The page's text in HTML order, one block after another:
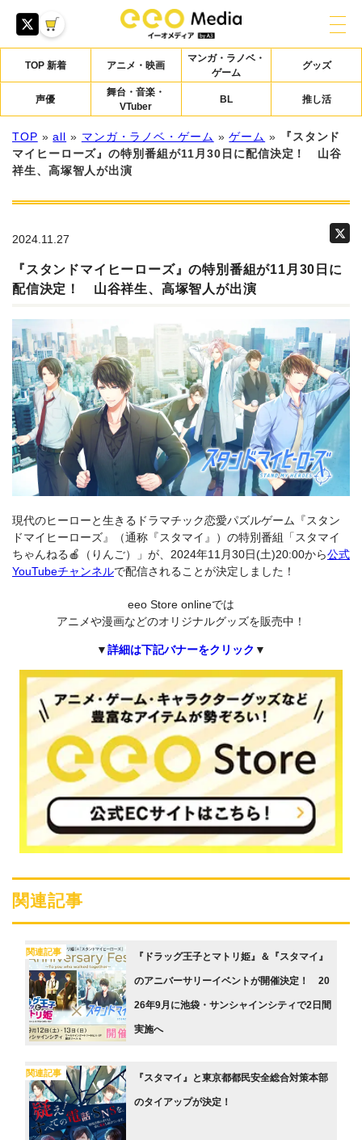
TOP 新着 アニメ・映画
マンガ・ラノベ・
ゲーム
グッズ
声優
舞台・音楽・
VTuber
BL 推し活
TOP »all » マンガ・ラノベ・ゲーム »ゲーム »
『スタンド
マイヒーローズ』の特別番組が11月30日に配信決定！ 山谷
祥生、高塚智人が出演
2024.11.27
『スタンドマイヒーローズ』の特別番組が11月30日に
配信決定！ 山谷祥生、高塚智人が出演
現代のヒーローと生きるドラマチック恋愛パズルゲーム『スタン
ドマイヒーローズ』（通称『スタマイ』）の特別番組「スタマイ
ちゃんねる🍎（りんご）」が、2024年11月30日(土)20:00から公式
YouTubeチャンネルで配信されることが決定しました！
eeo Store onlineでは
アニメや漫画などのオリジナルグッズを販売中！
▼詳細は下記バナーをクリック ▼
関連記事
関連記事 『ドラッグ王子とマトリ姫』＆『スタマイ』
のアニバーサリーイベントが開催決定！ 20
26年9月に池袋・サンシャインシティで2日間
実施へ
関連記事 『スタマイ』と東京都都民安全総合対策本部
のタイアップが決定！